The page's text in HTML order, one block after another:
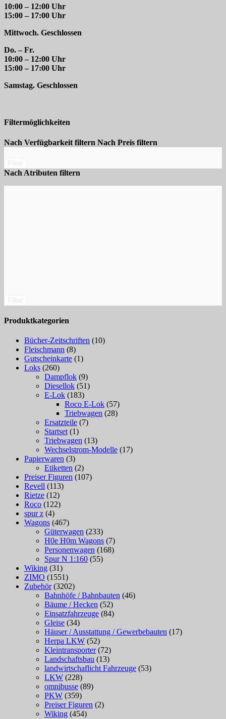
10:00 – 12:00 Uhr
15:00 – 17:00 Uhr
Mittwoch. Geschlossen
Do. – Fr.
10:00 – 12:00 Uhr
15:00 – 17:00 Uhr
Samstag. Geschlossen
Filtermöglichkeiten
Nach Verfügbarkeit filtern Nach Preis filtern
Nach Atributen filtern
Produktkategorien
Bücher-Zeitschriften (10)
Fleischmann (8)
Gutscheinkarte (1)
Loks (260)
Dampflok (9)
Diesellok (51)
E-Lok (183)
Roco E-Lok (57)
Triebwagen (28)
Ersatzteile (7)
Startset (1)
Triebwagen (13)
Wechselstrom-Modelle (17)
Papierwaren (3)
Etiketten (2)
Preiser Figuren (107)
Revell (113)
Rietze (12)
Roco (122)
spur z (4)
Wagons (467)
Güterwagen (233)
H0e H0m Wagons (7)
Personenwagen (168)
Spur N 1:160 (55)
Wiking (31)
ZIMO (1551)
Zubehör (3202)
Bahnhöfe / Bahnbauten (46)
Bäume / Hecken (52)
Einsatzfahrzeuge (84)
Gleise (34)
Häuser / Ausstattung / Gewerbebauten (17)
Herpa LKW (52)
Kleintransporter (72)
Landschaftsbau (13)
landwirtschaflicht Fahrzeuge (53)
LKW (228)
omnibusse (89)
PKW (359)
Preiser Figuren (2)
Wiking (454)